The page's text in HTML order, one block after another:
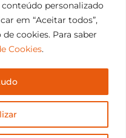
personalizado
em “Aceitar todos”,
cookies. Para saber
Cookies.
Santiago FM. Todos os
CEOS Tech